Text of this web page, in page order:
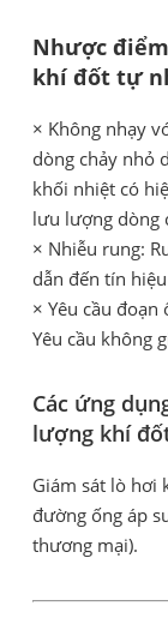
Nhược
khí đốt tự
× Không nhạy
dòng chảy nhỏ
khối nhiệt có
lưu lượng dòng
× Nhiễu rung:
dẫn đến tín
× Yêu cầu
Yêu cầu không
Các ứng
lượng khí
Giám sát lò hơi
đường ống áp
thương mại).